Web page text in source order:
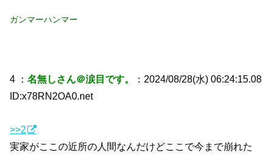
ガンマーハンマー
4 ：名無しさん＠涙目です。
：2024/08/28(水) 06:24:15.08
ID:x78RN2OA0.net
>>2
実家がここの近所の人間なんだけどここで今まで崩れた